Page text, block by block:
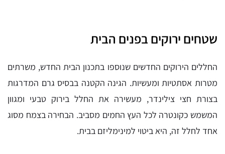
שטחים ירוקים בפנים הבית
החללים הירוקים החדשים שנוספו בתכנון הבית החדש, משרתים
מטרות אסתטיות ומעשיות. הגינה הקטנה בבסיס גרם המדרגות
בצורת חצי צילינדר, מעשירה את החלל בירוק טבעי ומגוון
המשמש כקונטרה לכל העץ החמים מסביב. הבחירה בצמח מסוג
אחד לחלל זה, היא ביטוי למינימליזם בבית.